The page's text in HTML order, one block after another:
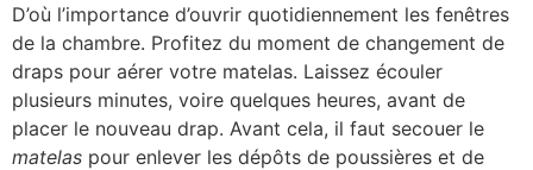
D’où l’importance d’ouvrir quotidiennement les fenêtres
de la chambre. Profitez du moment de changement de
draps pour aérer votre matelas. Laissez écouler
plusieurs minutes, voire quelques heures, avant de
placer le nouveau drap. Avant cela, il faut secouer le
matelas pour enlever les dépôts de poussières et de